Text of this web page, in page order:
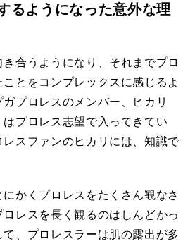
るようになった意外な理
合うようになり、それまでプロ
とをコンプレックスに感じるよ
プロレスのメンバー、ヒカリ
はプロレス志望で入ってきてい
スファンのヒカリには、知識で
かくプロレスをたくさん観なさ
レスを長く観るのはしんどかっ
、プロレスラーは肌の露出が多